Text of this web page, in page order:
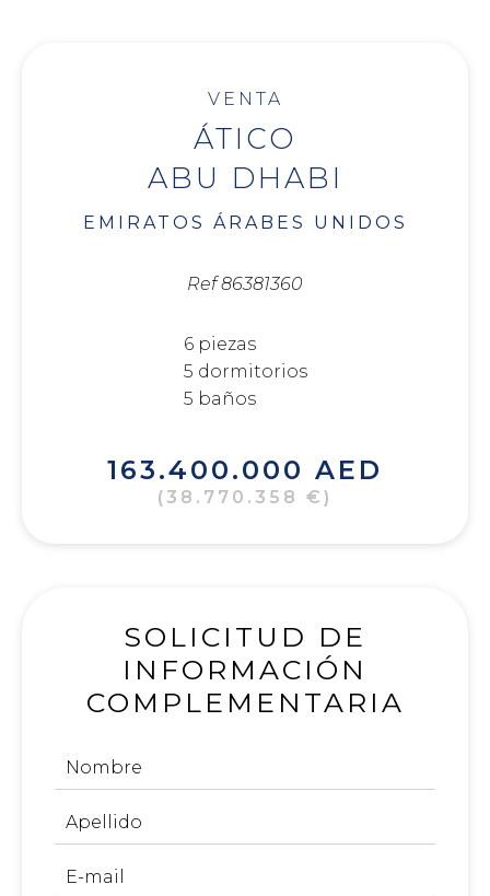
VENTA
ÁTICO
ABU DHABI
EMIRATOS ÁRABES UNIDOS
Ref 86381360
6 piezas
5 dormitorios
5 baños
163.400.000 AED
(38.770.358 €)
SOLICITUD DE
INFORMACIÓN
COMPLEMENTARIA